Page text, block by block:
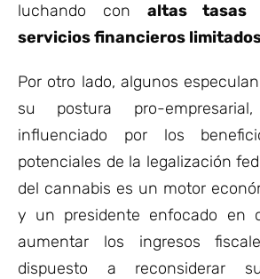
luchando con altas tasas
servicios financieros
Por otro lado, algunos
su postura pro-
influenciado por los
potenciales de la legalización
del cannabis es un motor
y un presidente enfocado en
aumentar los ingresos
dispuesto a reconsiderar